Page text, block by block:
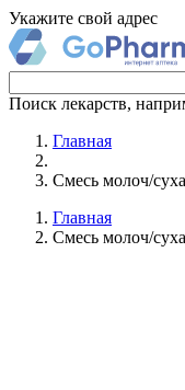
Укажите свой адрес
Поиск лекарств,
Главная
Смесь молоч/
Главная
Смесь молоч/